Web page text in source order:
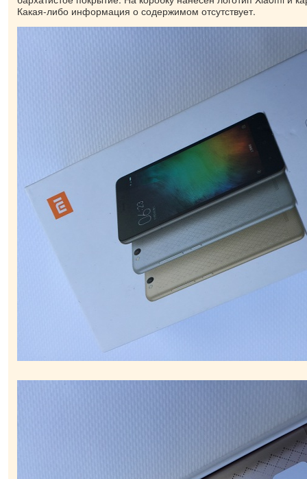
Какая-либо информация о содержимом отсутствует.